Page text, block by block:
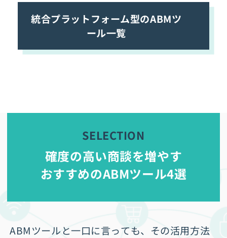
統合プラットフォーム型のABMツ
ール一覧
確度の高い商談を増やす
おすすめのABMツール4選
ABMツールと一口に言っても、その活用方法